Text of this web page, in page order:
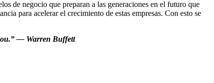
de negocio que preparan a las generaciones en el futuro que
para acelerar el crecimiento de estas empresas. Con esto se
— Warren Buffett